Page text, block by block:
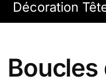
Décoration